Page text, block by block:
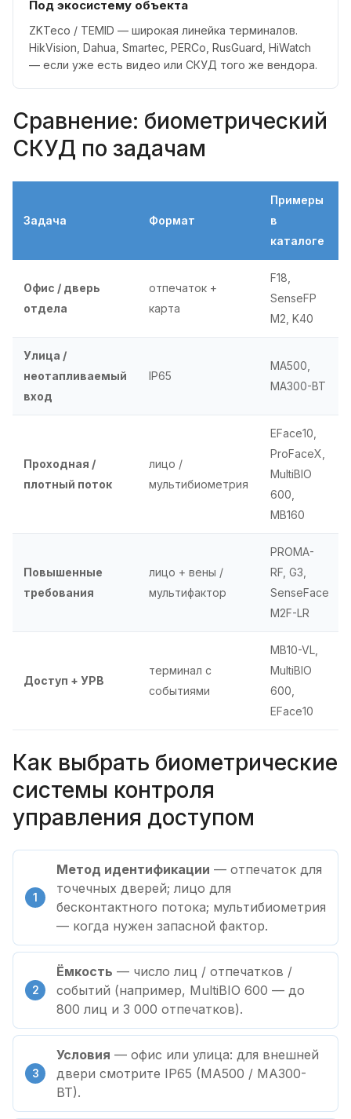
Под экосистему объекта
ZKTeco / TEMID — широкая линейка терминалов.
HikVision, Dahua, Smartec, PERCo, RusGuard, HiWatch
— если уже есть видео или СКУД того же вендора.
Сравнение: биометрический
СКУД по задачам
Задача Формат
Примеры
в
каталоге
Офис / дверь
отдела
отпечаток +
карта
F18,
SenseFP
M2, K40
Улица /
неотапливаемый
вход
IP65
MA500,
MA300-BT
Проходная /
плотный поток
лицо /
мультибиометрия
EFace10,
ProFaceX,
MultiBIO
600,
MB160
Повышенные
требования
лицо + вены /
мультифактор
PROMA-
RF, G3,
SenseFace
M2F-LR
Доступ + УРВ
терминал с
событиями
MB10-VL,
MultiBIO
600,
EFace10
Как выбрать биометрические
системы контроля
управления доступом
Метод идентификации — отпечаток для
точечных дверей; лицо для
бесконтактного потока; мультибиометрия
— когда нужен запасной фактор.
Ёмкость — число лиц / отпечатков /
событий (например, MultiBIO 600 — до
800 лиц и 3 000 отпечатков).
Условия — офис или улица: для внешней
двери смотрите IP65 (MA500 / MA300-
BT).